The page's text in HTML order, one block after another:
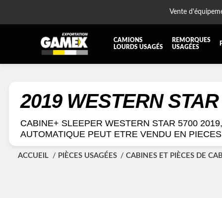
Vente
CAMIONS
LOURDS USAGÉS
REMORQUES
USAGÉES
DIFFÉRENTIELS ET SUSPENSIONS
KIT HYDRAULIQUE
PLATEFORME
RÉSERVOIR DIESEL - RÉSERVOIR A AIR
2019 WESTERN
CABINE+ SLEEPER WESTERN STAR 5700 2019,MOTEUR DD15 TRANSMISSION
AUTOMATIQUE PEUT ETRE VENDU EN
ACCUEIL PIÈCES USAGÉES CABINES ET PIÈCES DE